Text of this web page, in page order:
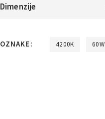
Dimenzije
OZNAKE: 4200K 60W